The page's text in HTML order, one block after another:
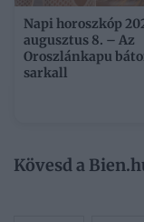
Napi horoszkóp
augusztus 8. – Az
Oroszlánkapu
sarkall
Kövesd a